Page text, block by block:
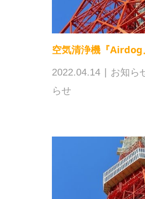
空気清浄機『Airdog
2022.04.14 お知ら
らせ